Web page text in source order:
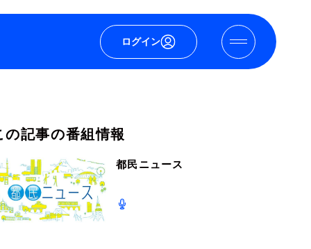
ログイン
の記事の番組情報
都民ニュース